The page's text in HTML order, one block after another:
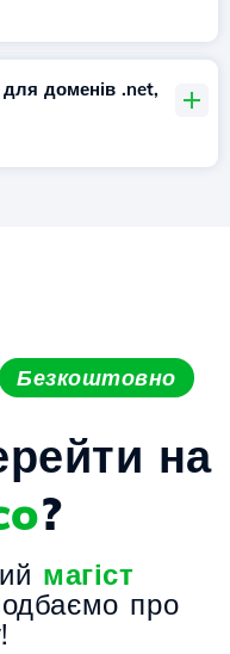
доменів .net,
Безкоштовно
на
?
магіст
про